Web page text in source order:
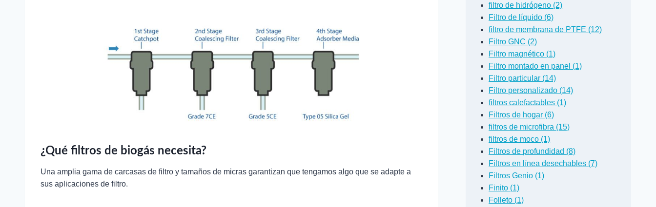
¿Qué filtros de biogás necesita?
Una amplia gama de carcasas de filtro y tamaños de micras garantizan que tengamos algo que se adapte a
sus aplicaciones de filtro.
filtro de hidrógeno (2)
Filtro de líquido (6)
filtro de membrana de PTFE (12)
Filtro GNC (2)
Filtro magnético (1)
Filtro montado en panel (1)
Filtro particular (14)
Filtro personalizado (14)
filtros calefactables (1)
Filtros de hogar (6)
filtros de microfibra (15)
filtros de moco (1)
Filtros de profundidad (8)
Filtros en línea desechables (7)
Filtros Genio (1)
Finito (1)
Folleto (1)